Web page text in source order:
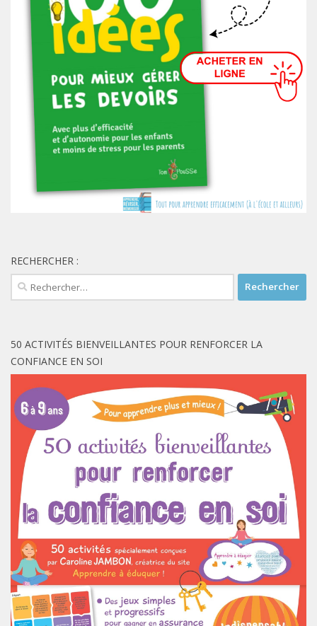
RECHERCHER :
Rechercher :
50 ACTIVITÉS BIENVEILLANTES POUR RENFORCER LA
CONFIANCE EN SOI